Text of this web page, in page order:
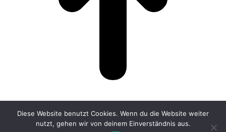
Go to Top
Diese Website benutzt Cookies. Wenn du die Website weiter
nutzt, gehen wir von deinem Einverständnis aus.